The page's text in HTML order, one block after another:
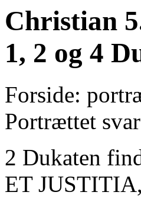
Christian
1, 2 og 4
Forside:
Portrættet
2 Dukaten
ET